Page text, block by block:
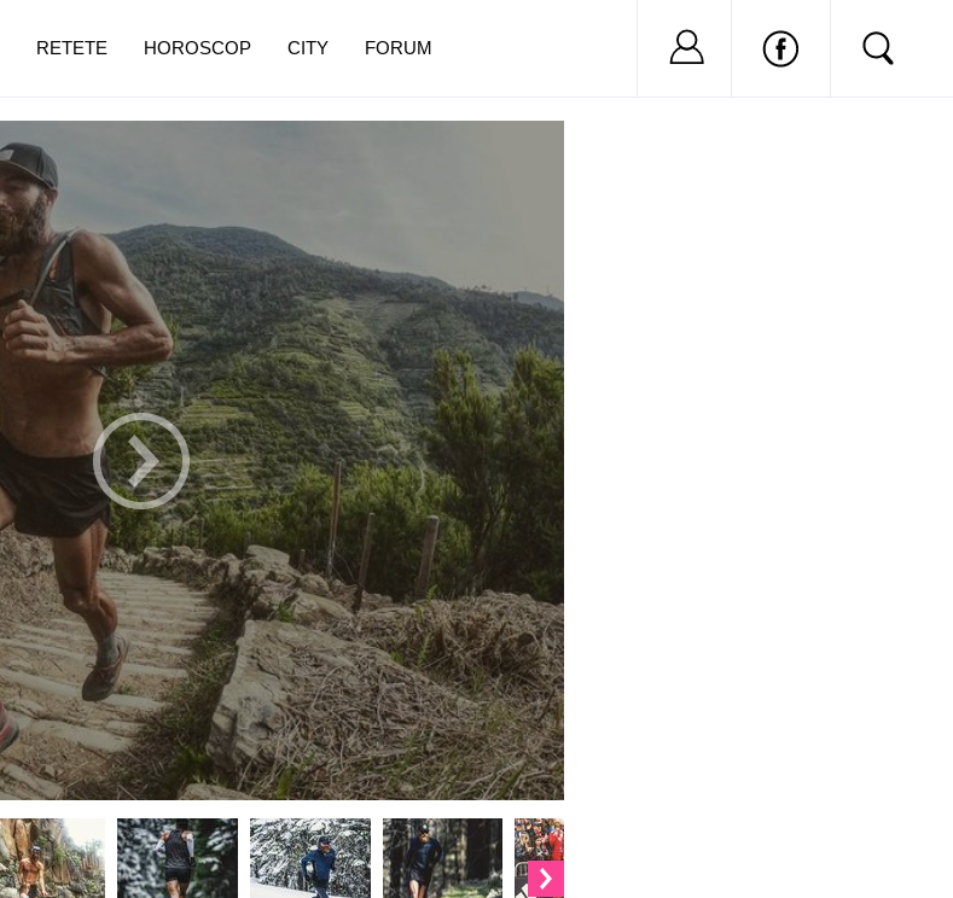
RETETE HOROSCOP CITY FORUM Nu ai cont?
de dureroasă este investigația